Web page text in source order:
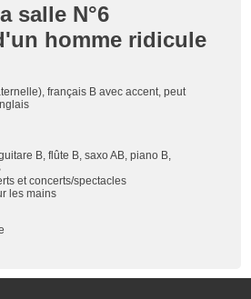
salle N°6
homme ridicule
français B avec accent, peut
B, flûte B, saxo AB, piano B,
et concerts/spectacles
les mains